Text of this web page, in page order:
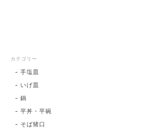
カテゴリー
手塩皿
いげ皿
鍋
平丼・平碗
そば猪口